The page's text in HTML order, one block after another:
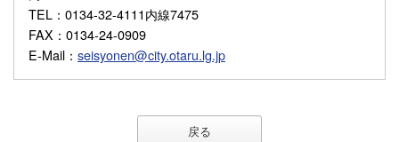
TEL ：0134-32-4111内線7475
FAX ：0134-24-0909
E-Mail ： seisyonen@city.otaru.lg.jp
戻る